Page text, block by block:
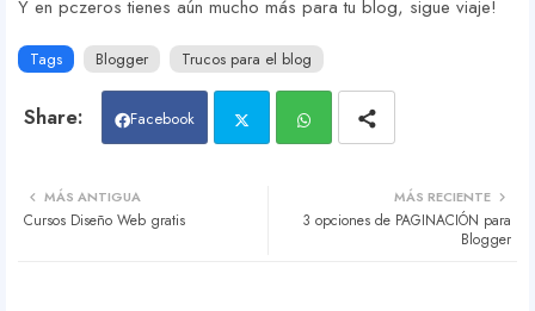
Y en pczeros tienes aún mucho más para tu blog, sigue viaje!
Tags Blogger Trucos para el blog
Facebook
atsa
MÁS RECIENTE
3 opciones de PAGINACIÓN para
Blogger
MÁS ANTIGUA
Cursos Diseño Web gratis